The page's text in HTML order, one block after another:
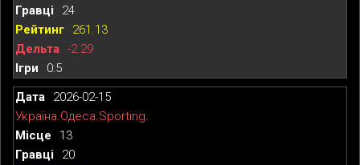
24
261.13
-2.29
0:5
2026-02-15
Україна.Одеса.Sporting.
13
20